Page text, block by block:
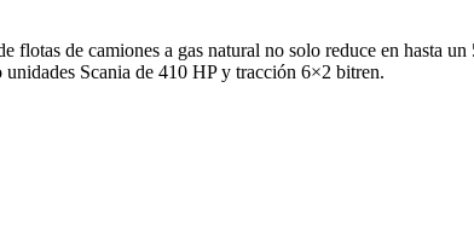
de camiones a gas natural no solo reduce en hasta
Scania de 410 HP y tracción 6×2 bitren.